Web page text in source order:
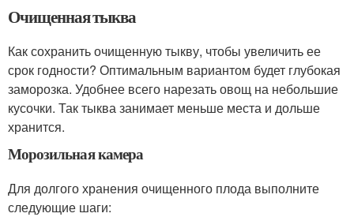
Очищенная тыква
Как сохранить очищенную тыкву, чтобы увеличить ее
срок годности? Оптимальным вариантом будет глубокая
заморозка. Удобнее всего нарезать овощ на небольшие
кусочки. Так тыква занимает меньше места и дольше
хранится.
Морозильная камера
Для долгого хранения очищенного плода выполните
следующие шаги: